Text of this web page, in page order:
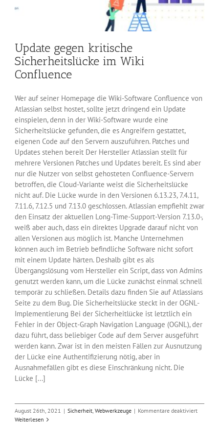
Update gegen kritische
Sicherheitslücke im Wiki
Confluence
Wer auf seiner Homepage die Wiki-Software Confluence von
Atlassian selbst hostet, sollte jetzt dringend ein Update
einspielen, denn in der Wiki-Software wurde eine
Sicherheitslücke gefunden, die es Angreifern gestattet,
eigenen Code auf den Servern auszuführen. Patches und
Updates stehen bereit Der Hersteller Atlassian stellt für
mehrere Versionen Patches und Updates bereit. Es sind aber
nur die Nutzer von selbst gehosteten Confluence-Servern
betroffen, die Cloud-Variante weist die Sicherheitslücke
nicht auf. Die Lücke wurde in den Versionen 6.13.23, 7.4.11,
7.11.6, 7.12.5 und 7.13.0 geschlossen. Atlassian empfiehlt zwar
den Einsatz der aktuellen Long-Time-Support-Version 7.13.0-,
weiß aber auch, dass ein direktes Upgrade darauf nicht von
allen Versionen aus möglich ist. Manche Unternehmen
können auch im Betrieb befindliche Software nicht sofort
mit einem Update härten. Deshalb gibt es als
Übergangslösung vom Hersteller ein Script, dass von Admins
genutzt werden kann, um die Lücke zunächst einmal schnell
temporär zu schließen. Details dazu finden Sie auf Atlassians
Seite zu dem Bug. Die Sicherheitslücke steckt in der OGNL-
Implementierung Bei der Sicherheitlücke ist letztlich ein
Fehler in der Object-Graph Navigation Language (OGNL), der
dazu führt, dass beliebiger Code auf dem Server ausgeführt
werden kann. Zwar ist in den meisten Fällen zur Ausnutzung
der Lücke eine Authentifizierung nötig, aber in
Ausnahmefällen gibt es diese Einschränkung nicht. Die
Lücke [...]
August 26th, 2021 | Sicherheit, Webwerkzeuge | Kommentare deaktiviertfür
Weiterlesen